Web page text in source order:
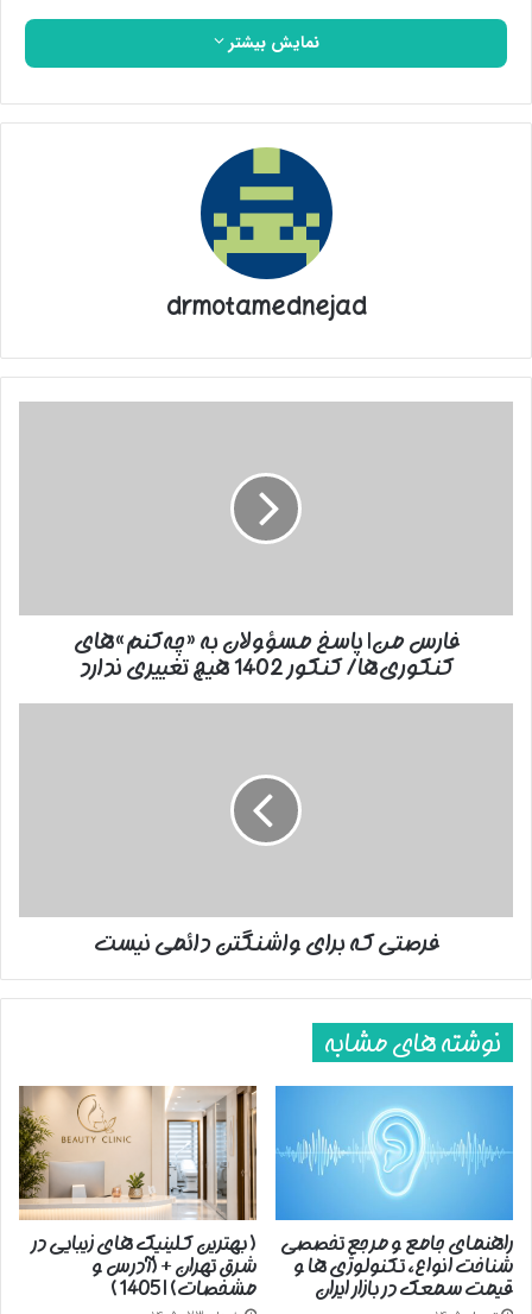
نمایش بیشتر
drmotamednejad
1402
فارس من| پاسخ مسؤولان به «چه‌کنم»‌های
کنکوری‌ها/ کنکور 1402 هیچ تغییری ندارد
فرصتی که برای واشنگتن دائمی نیست
نوشته های مشابه
راهنمای جامع و مرجع تخصصی
شناخت انواع، تکنولوژی ها و
قیمت سمعک در بازار ایران
( بهترین کلینیک های زیبایی در
شرق تهران + (آدرس و
مشخصات) | 1405 )